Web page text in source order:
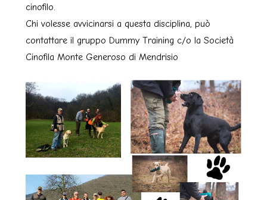
cinofilo.
Chi volesse avvicinarsi a questa disciplina, può
contattare il gruppo Dummy Training c/o la Società
Cinofila Monte Generoso di Mendrisio